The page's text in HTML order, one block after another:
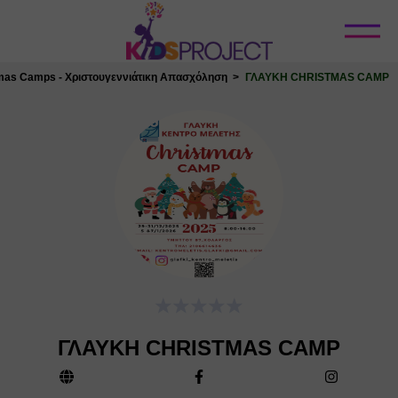
Κλείσιμο
Camps - Χριστουγεννιάτικη Απασχόληση ΓΛΑΥΚΗ CHRISTMAS CAMP
ΓΛΑΥΚΗ CHRISTMAS CAMP